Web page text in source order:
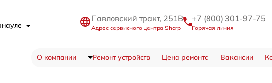
Павловский тракт, 251В
Адрес сервисного центра Sharp
+7 (800) 301-97-75
Горячая линия
О компании Ремонт устройств Цена ремонта Вакансии